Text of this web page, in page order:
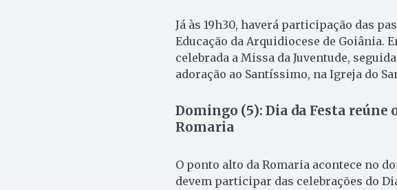
Já às 19h30, haverá participação das
Educação da Arquidiocese de Goiânia.
celebrada a Missa da Juventude,
adoração ao Santíssimo, na Igreja do
Domingo (5): Dia da Festa
Romaria
O ponto alto da Romaria acontece no
devem participar das celebrações do